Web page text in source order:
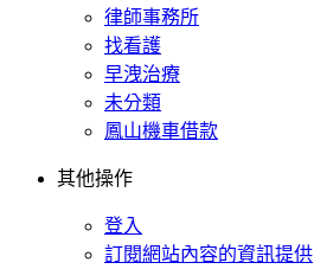
律師事務所
找看護
早洩治療
未分類
鳳山機車借款
其他操作
登入
訂閱網站內容的資訊提供